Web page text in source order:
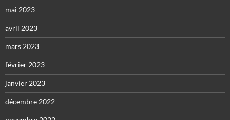
mai 2023
avril 2023
mars 2023
février 2023
janvier 2023
décembre 2022